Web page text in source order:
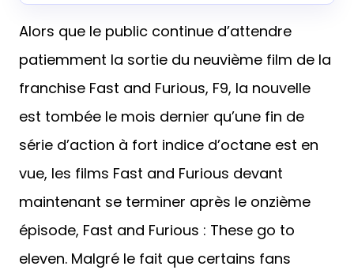
Alors que le public continue d’attendre
patiemment la sortie du neuvième film de la
franchise Fast and Furious, F9, la nouvelle
est tombée le mois dernier qu’une fin de
série d’action à fort indice d’octane est en
vue, les films Fast and Furious devant
maintenant se terminer après le onzième
épisode, Fast and Furious : These go to
eleven. Malgré le fait que certains fans